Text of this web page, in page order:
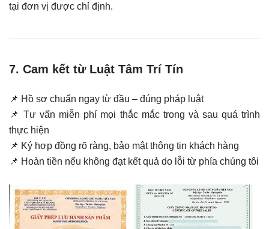
tại đơn vị được chỉ định.
7. Cam kết từ Luật Tâm Trí Tín
📌 Hồ sơ chuẩn ngay từ đầu – đúng pháp luật
📌 Tư vấn miễn phí mọi thắc mắc trong và sau quá trình
thực hiện
📌 Ký hợp đồng rõ ràng, bảo mật thông tin khách hàng
📌 Hoàn tiền nếu không đạt kết quả do lỗi từ phía chúng tôi